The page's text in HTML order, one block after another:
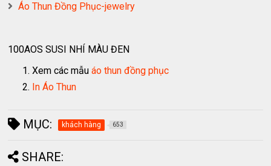
Áo Thun Đồng Phục-jewelry
100AOS SUSI NHÍ MÀU ĐEN
Xem các mẫuáo thun đồng phục
In Áo Thun
MỤC: khách hàng 653
SHARE: